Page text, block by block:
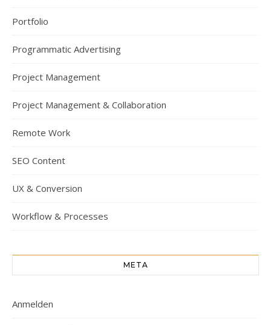
Portfolio
Programmatic Advertising
Project Management
Project Management & Collaboration
Remote Work
SEO Content
UX & Conversion
Workflow & Processes
META
Anmelden